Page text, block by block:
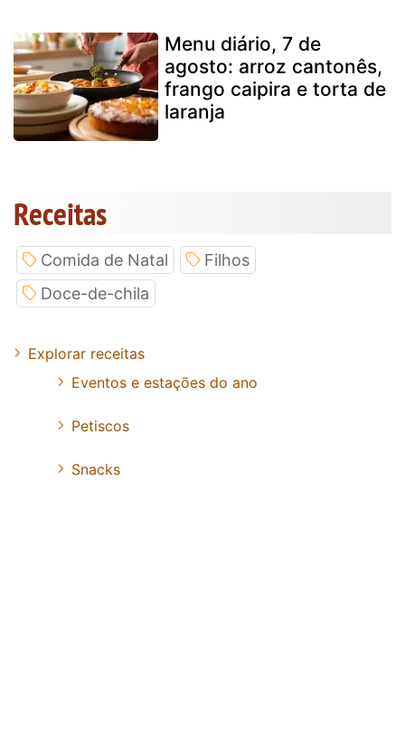
Menu diário, 7 de
agosto: arroz cantonês,
frango caipira e torta de
laranja
Receitas
Comida de Natal
Filhos
Doce-de-chila
Explorar receitas
Eventos e estações do ano
Petiscos
Snacks